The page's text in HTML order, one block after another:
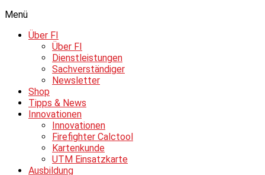
Menü
Über FI
Über FI
Dienstleistungen
Sachverständiger
Newsletter
Shop
Tipps & News
Innovationen
Innovationen
Firefighter Calctool
Kartenkunde
UTM Einsatzkarte
Ausbildung